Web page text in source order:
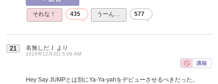
それな！ 435 うーん… 577
21 名無しだＪ より
2015年12月3日 5:09 AM
Hey Say JUMPとは別にYa-Ya-yahをデビューさせるべきだった。